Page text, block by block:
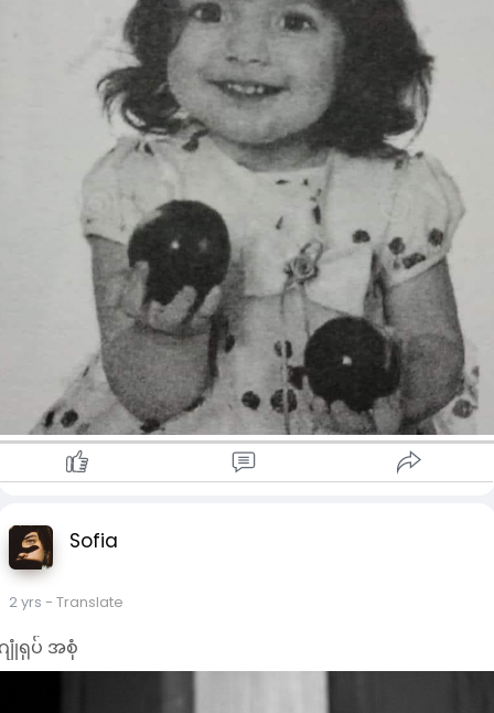
ါကိုမြင်တော့...မိခင်ဖြစ်သူက...
အမေ့ကိုတောင် တွန့်တိုတာပဲလား သမီးရယ် "
ပြီး စိတ်မကောင်းဖြစ်သွားတာခဲ့တယ် ။
မီးဖြစ်သူမရိပ်မိအောင် အပြုံးမပျက်နေလိုက်တယ် ။
မီးလေးက စကားလေးတစ်ခွန်းနဲ့ မိခင်ကို
န်းသီးတစ်လုံးကို လှမ်းပေးလိုက်တော့...
န်းသီးကိုယူရင်း သမီးလေးရဲ့စကားကြောင့်
ခင်ဖြစ်သူမှာ ပို၍စိတ်မကောင်းဖြစ်သွားခဲ့တယ်တဲ့..။
မီးလေးက ဘာပြောသလဲ ဆိုတော့...
take this one. This is sweeter. "
မေမေ...ဒါလေးယူပါ ။
ါလေးက ပိုချိုတယ် " တဲ့လေ..။
စ်ခါတလေ...
ယ့်ရဲ့ထင်မြင်ချက်တွေက
ယ်ကိုယ်တိုင် နောင်တရလို့မဆုံးဖြစ်တတ်ပါတယ်...
တော့...ဒီသင်္ခန်းစာလေးကို နည်းယူပြီး
ရာရာ " ဝေဖန်တော့မယ် " ဆိုရင်
ချိန်ယူဖို့လည်း မမေ့ပါနဲ့....။
Sofia
2 yrs - Translate
ျုံရုပ် အစုံ